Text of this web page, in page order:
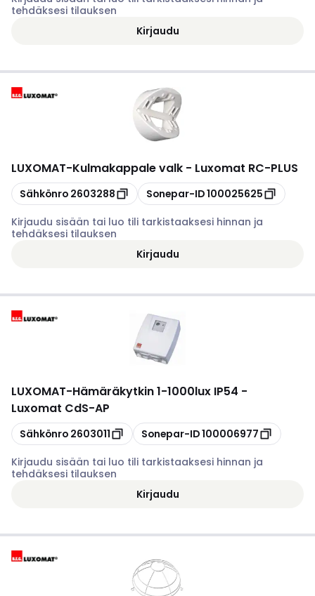
tehdäksesi tilauksen
Kirjaudu
LUXOMAT-Kulmakappale valk - Luxomat RC-PLUS
Kopioi
Sähkönro 2603288 Kopioi
Sonepar-ID100025625
Kirjaudu sisään tai luo tili tarkistaaksesi hinnan ja
tehdäksesi tilauksen
Kirjaudu
LUXOMAT-Hämäräkytkin 1-1000lux IP54 -
Luxomat CdS-AP
Kopioi
Sähkönro 2603011 Kopioi
Sonepar-ID100006977
Kirjaudu sisään tai luo tili tarkistaaksesi hinnan ja
tehdäksesi tilauksen
Kirjaudu